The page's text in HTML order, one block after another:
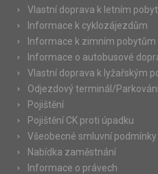
Vlastní doprava k letním
Informace k cyklozájezdům
Informace k zimním pobytům
Informace o autobusové
Vlastní doprava k lyžařským
Odjezdový terminál/
Pojištění
Pojištění CK proti úpadku
Všeobecné smluvní podmínky
Nabídka zaměstnání
Informace o právech